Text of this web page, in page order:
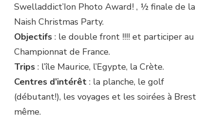
Swelladdict’Ion Photo Award! , ½ finale de la
Naish Christmas Party.
Objectifs : le double front !!!! et participer au
Championnat de France.
Trips : l’île Maurice, l’Egypte, la Crète.
Centres d’intérêt : la planche, le golf
(débutant!), les voyages et les soirées à Brest
même.